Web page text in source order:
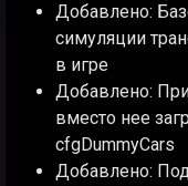
Добавлено:
симуляции
в игре
Добавлено:
вместо нее
cfgDummyCars
Добавлено: